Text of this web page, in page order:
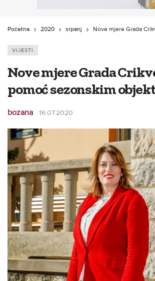
Početna 2020 srpanj Nove mjere Grada
VIJESTI
Nove mjere Grada
pomoć sezonskim
bozana 16.07.2020